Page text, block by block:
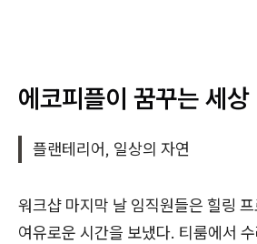
에코피플이 꿈꾸는 세상
플랜테리어, 일상의 자연
워크샵 마지막 날 임직원들은 힐링
여유로운 시간을 보냈다. 티룸에서